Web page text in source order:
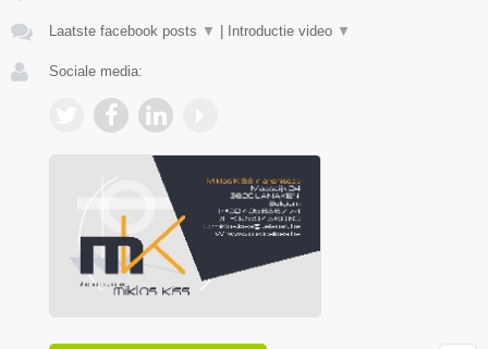
Laatste facebook posts ▼ | Introductie video ▼
Sociale media: